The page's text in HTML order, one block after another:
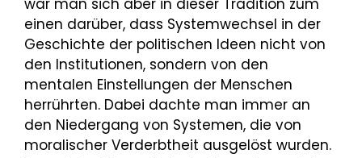
war man sich aber in dieser Tradition zum
einen darüber, dass Systemwechsel in der
Geschichte der politischen Ideen nicht von
den Institutionen, sondern von den
mentalen Einstellungen der Menschen
herrührten. Dabei dachte man immer an
den Niedergang von Systemen, die von
moralischer Verderbtheit ausgelöst wurden.